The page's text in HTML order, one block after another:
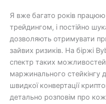
Я вже багато років
трейдингом, і постійно
дозволяють отримувати
зайвих ризиків. На біржі
спектр таких
маржинального стейкінгу
швидкої конвертації
детально розповім про